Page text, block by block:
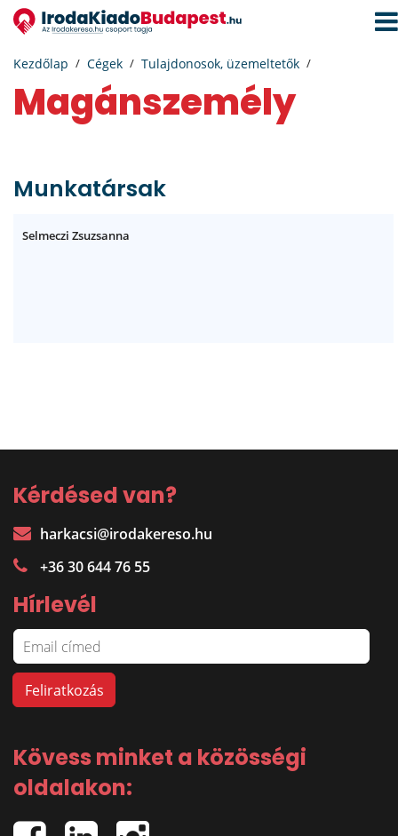
Kezdőlap Cégek Tulajdonosok, üzemeltetők
magánszemély
Munkatársak
Selmeczi Zsuzsanna
Kérdésed van?
harkacsi@irodakereso.hu
+36 30 644 76 55
Hírlevél
Kövess minket a közösségi
oldalakon: